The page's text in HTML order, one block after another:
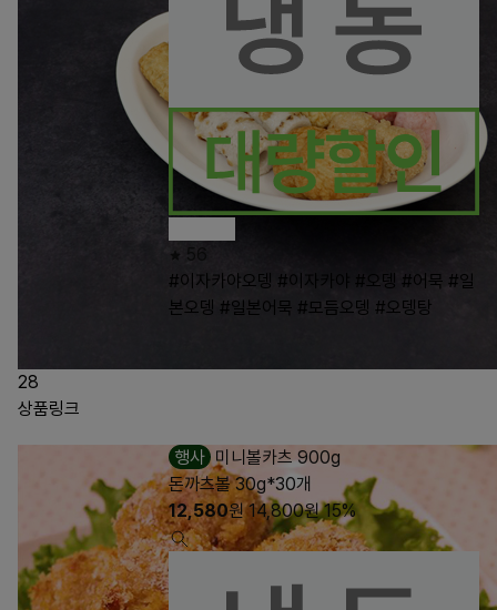
28
56
#이자카야오뎅 #이자카야 #오뎅 #어묵 #일
본오뎅 #일본어묵 #모듬오뎅 #오뎅탕
상품링크
행사 미니볼카츠 900g
돈까츠볼 30g*30개
12,580원 14,800원 15%